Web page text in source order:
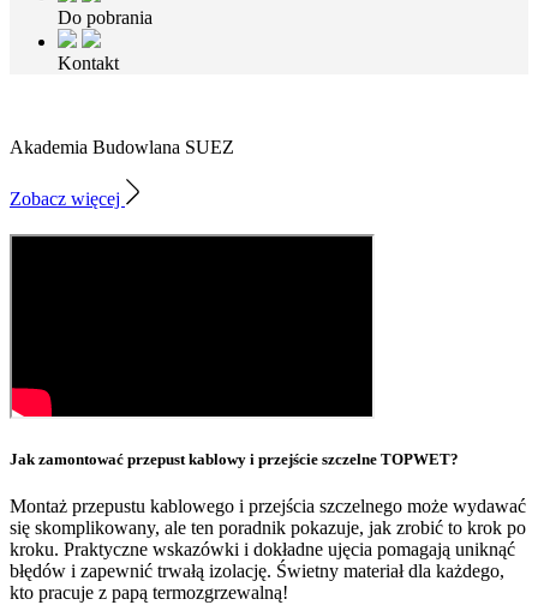
Do pobrania
Kontakt
Akademia Budowlana SUEZ
Zobacz więcej
Jak zamontować przepust kablowy i przejście szczelne TOPWET?
Montaż przepustu kablowego i przejścia szczelnego może wydawać
się skomplikowany, ale ten poradnik pokazuje, jak zrobić to krok po
kroku. Praktyczne wskazówki i dokładne ujęcia pomagają uniknąć
błędów i zapewnić trwałą izolację. Świetny materiał dla każdego,
kto pracuje z papą termozgrzewalną!